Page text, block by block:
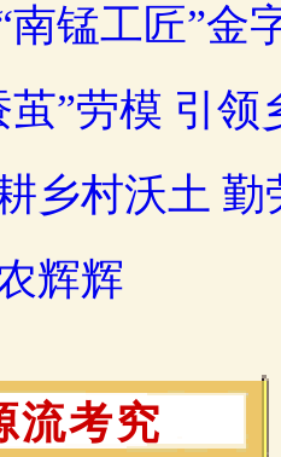
南锰工匠”金
茧”劳模 引
乡村沃土
辉辉
流考究